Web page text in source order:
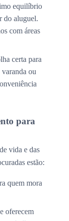
equilíbrio
do aluguel.
com áreas
certa para
ou
para
vida e das
estão:
quem mora
oferecem